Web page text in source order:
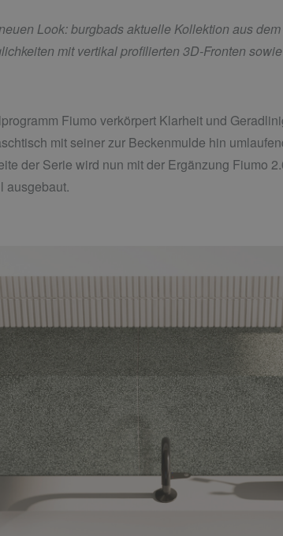
Look: burgbads aktuelle Kollektion aus
mit vertikal profilierten 3D-Fronten
Fiumo verkörpert Klarheit und
mit seiner zur Beckenmulde hin
der Serie wird nun mit der Ergänzung Fiumo
ausgebaut.